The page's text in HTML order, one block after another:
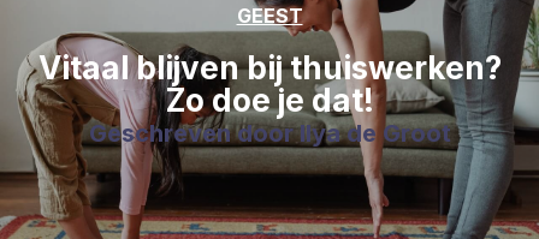
GEEST
Vitaal blijven bij thuiswerken?
Zo doe je dat!
Geschreven doorIlya de Groot